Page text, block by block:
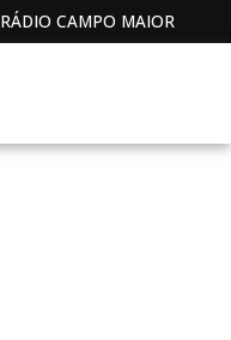
RÁDIO CAMPO MAIOR